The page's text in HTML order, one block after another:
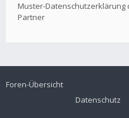
Muster-Datenschutzerklärung
Partner
Foren-Übersicht
Datenschutz